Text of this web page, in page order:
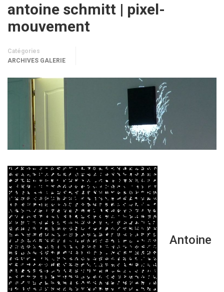
antoine schmitt | pixel-
mouvement
Catégories
ARCHIVES GALERIE
Antoine